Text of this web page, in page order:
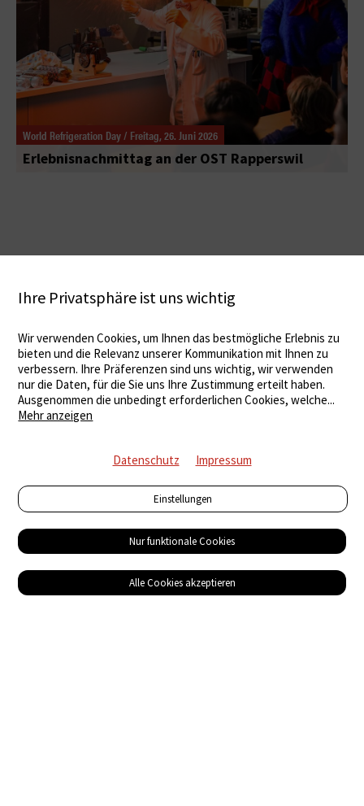
World Refrigeration Day / Freitag, 26. Juni 2026
Erlebnisnachmittag an der OST Rapperswil
Ihre Privatsphäre ist uns wichtig
Wir verwenden Cookies, um Ihnen das bestmögliche Erlebnis zu
bieten und die Relevanz unserer Kommunikation mit Ihnen zu
verbessern. Ihre Präferenzen sind uns wichtig, wir verwenden
nur die Daten, für die Sie uns Ihre Zustimmung erteilt haben.
Ausgenommen die unbedingt erforderlichen Cookies, welche...
Mehr anzeigen
Datenschutz Impressum
Einstellungen
Nur funktionale Cookies
Alle Cookies akzeptieren